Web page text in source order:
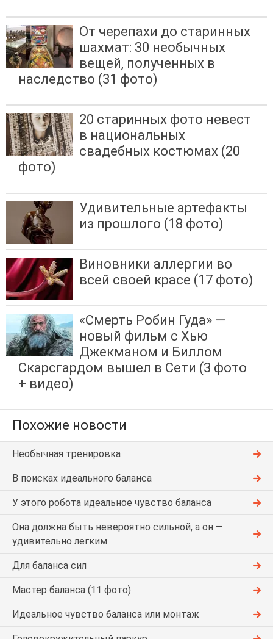
От черепахи до старинных
шахмат: 30 необычных
вещей, полученных в
наследство (31 фото)
20 старинных фото невест
в национальных
свадебных костюмах (20
фото)
Удивительные артефакты
из прошлого (18 фото)
Виновники аллергии во
всей своей красе (17 фото)
«Смерть Робин Гуда» —
новый фильм с Хью
Джекманом и Биллом
Скарсгардом вышел в Сети (3 фото
+ видео)
Похожие новости
Необычная тренировка
В поисках идеального баланса
У этого робота идеальное чувство баланса
Она должна быть невероятно сильной, а он —
удивительно легким
Для баланса сил
Мастер баланса (11 фото)
Идеальное чувство баланса или монтаж